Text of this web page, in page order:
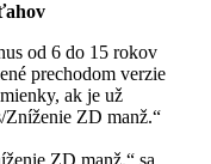
od 6 do 15 rokov
prechodom verzie
ak je už
Zníženie ZD manž.“